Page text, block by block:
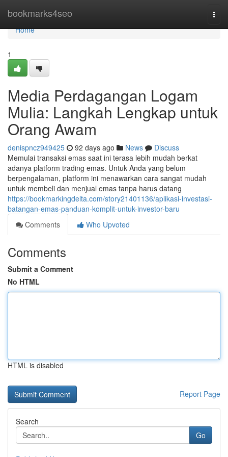
bookmarks4seo
Home
Home
1
Media Perdagangan Logam
Mulia: Langkah Lengkap untuk
Orang Awam
denispncz949425 92 days ago News
Discuss
Memulai transaksi emas saat ini terasa lebih mudah berkat
adanya platform trading emas. Untuk Anda yang belum
berpengalaman, platform ini menawarkan cara sangat mudah
untuk membeli dan menjual emas tanpa harus datang
https://bookmarkingdelta.com/story21401136/aplikasi-investasi-
batangan-emas-panduan-komplit-untuk-investor-baru
Comments
Who Upvoted
Comments
Submit a Comment
No HTML
HTML is disabled
Report Page
Search
Go